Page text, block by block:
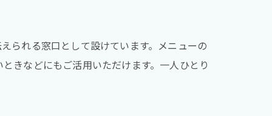
られる窓口として設けています。メニューの
きなどにもご活用いただけます。一人ひとり